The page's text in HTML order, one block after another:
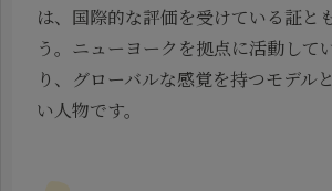
は、国際的な評価を受けている証と
う。ニューヨークを拠点に活動して
り、グローバルな感覚を持つモデル
い人物です。